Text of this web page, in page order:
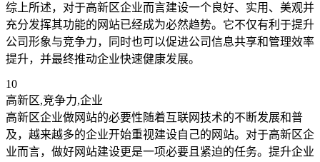
综上所述，对于高新区企业而言建设一个良好、实用、美观并
充分发挥其功能的网站已经成为必然趋势。它不仅有利于提升
公司形象与竞争力，同时也可以促进公司信息共享和管理效率
提升，并最终推动企业快速健康发展。
10
高新区,竞争力,企业
高新区企业做网站的必要性随着互联网技术的不断发展和普
及，越来越多的企业开始重视建设自己的网站。对于高新区企
业而言，做好网站建设更是一项必要且紧迫的任务。提升企业